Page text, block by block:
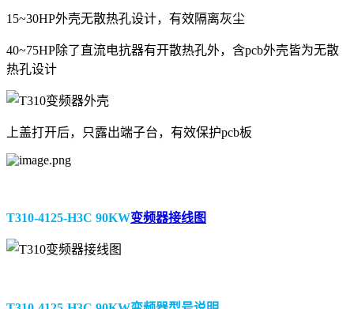
15~30HP外壳无散热孔设计，有效隔离灰尘
40~75HP除了直流电抗器有开散热孔外，含pcb外壳皆为无散
热孔设计
上盖打开后，只露出端子台，有效保护pcb板
T310-4125-H3C 90KW变频器接线图